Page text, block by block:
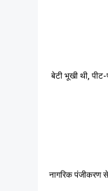
बेटी भूखी थी, पीट-
नागरिक पंजीकरण